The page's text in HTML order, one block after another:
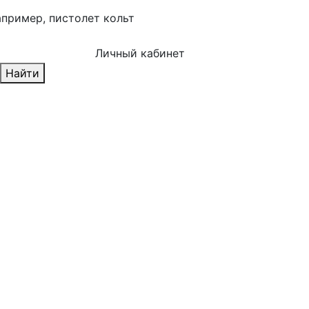
пистолет кольт
Личный кабинет
Найти